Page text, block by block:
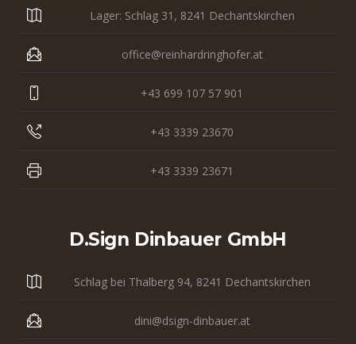
Lager: Schlag 31, 8241 Dechantskirchen
office@reinhardringhofer.at
+43 699 107 57 901
+43 3339 23670
+43 3339 23671
D.sign Dinbauer GmbH
Schlag bei Thalberg 94, 8241 Dechantskirchen
dini@dsign-dinbauer.at